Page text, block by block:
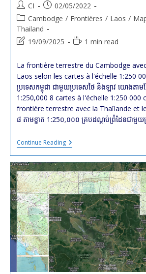
Post
author:
CI
Post
published:
02/05/2022
Post
category:
Cambodge / Frontières / Laos /
Thailand
Post
modified:
19/09/2025
Reading1 min read
La frontière terrestre du Cambodge
Laos selon les cartes à l'échelle 1:250
ប្រទេសកម្ពុជា ជាមួយប្រទេសថៃ និងឡាវ យោងតាមផ
1:250,000 8 cartes à l'échelle 1:250 000
frontière terrestre avec la Thaïlande et
៨ តាមខ្នាត 1:25០,០០០ គ្របដណ្តប់ព្រំដែនជាមួ
Continue ReadingLa
Frontière
Terrestre
Du
#Cambodge
Avec
La
#Thaïlande
Et
Le
#Laos
Selon
Les
Cartes
De
Nià
L’échelle